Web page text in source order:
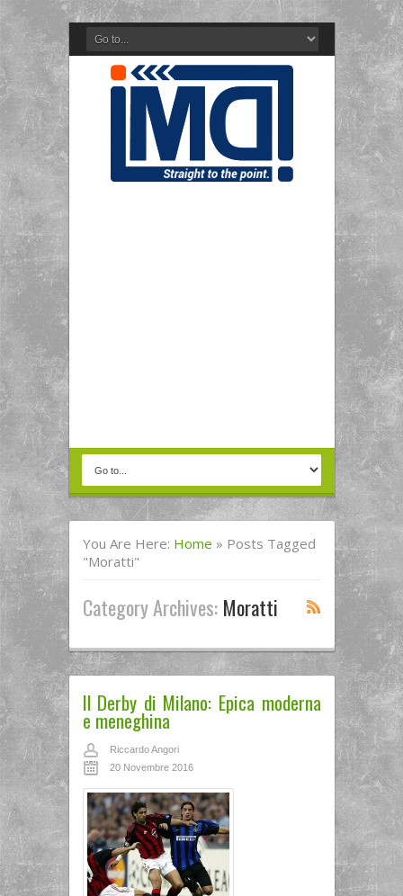
You Are Here: Home » Posts Tagged
"Moratti"
Category Archives: Moratti
Il Derby di Milano: Epica moderna
e meneghina
Riccardo Angori
20 Novembre 2016